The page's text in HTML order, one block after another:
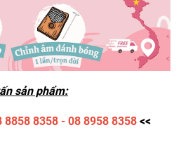
sản phẩm:
8858 8358 - 08 8958 8358 <<